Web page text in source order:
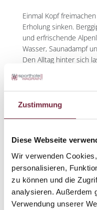
Zustimmung
Diese Webseite
Wir verwenden
personalisieren,
zu können und die
analysieren. Außerdem
Verwendung unserer
Einmal Kopf
Erholung sinken.
und erfrischende
Wasser, Saunadampf
Den Alltag hinter sich
die reale Bergwelt
dem Nichtstun
Entspannen im
Solarium Jeton
Stammgästespecial